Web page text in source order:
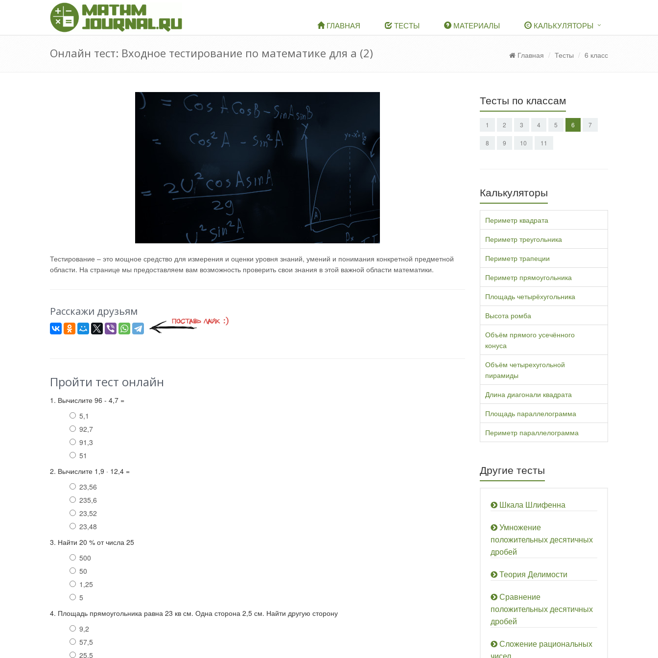
ГЛАВНАЯ ТЕСТЫ МАТЕРИАЛЫ КАЛЬКУЛЯТОРЫ
Онлайн тест: Входное тестирование по математике для а (2) Главная Тесты 6 класс
Тестирование – это мощное средство для измерения и оценки уровня знаний, умений и понимания конкретной предметной
области. На странице мы предоставляем вам возможность проверить свои знания в этой важной области математики.
Расскажи друзьям
Пройти тест онлайн
1. Вычислите 96 - 4,7 =
5,1
92,7
91,3
51
2. Вычислите 1,9 · 12,4 =
23,56
235,6
23,52
23,48
3. Найти 20 % от числа 25
500
50
1,25
5
4. Площадь прямоугольника равна 23 кв см. Одна сторона 2,5 см. Найти другую сторону
9,2
57,5
25,5
Тесты по классам
1 2 3 4 5 6 7
8 9 10 11
Калькуляторы
Периметр квадрата
Периметр треугольника
Периметр трапеции
Периметр прямоугольника
Площадь четырёхугольника
Высота ромба
Объём прямого усечённого
конуса
Объём четырехугольной
пирамиды
Длина диагонали квадрата
Площадь параллелограмма
Периметр параллелограмма
Другие тесты
Шкала Шлифенна
Умножение
положительных десятичных
дробей
Теория Делимости
Сравнение
положительных десятичных
дробей
Сложение рациональных